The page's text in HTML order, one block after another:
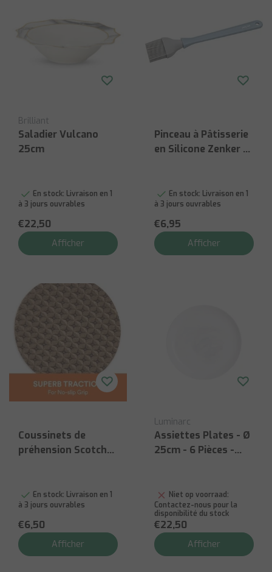
Brilliant
Saladier Vulcano
25cm
En stock: Livraison en 1
à 3 jours ouvrables
€22,50
Afficher
Pinceau à Pâtisserie
en Silicone Zenker -
En stock: Livraison en 1
à 3 jours ouvrables
€6,95
Afficher
Coussinets de
préhension Scotch
En stock: Livraison en 1
à 3 jours ouvrables
€6,50
Afficher
Luminarc
Assiettes Plates - Ø
25cm - 6 Pièces -
Niet op voorraad:
Contactez-nous pour la
disponibilité du stock
€22,50
Afficher